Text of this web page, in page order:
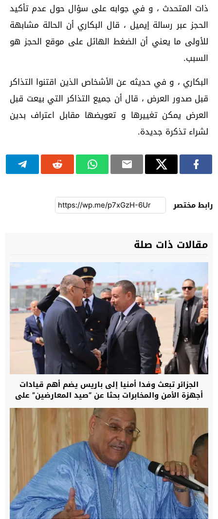
ذات المتحدث ، و في جوابه على سؤال حول عدم تأكيد
الحجز عبر رسالة إيميل ، قال البكاري أن الحالة مشابهة
للأولى ما يعني أن الضغط الهائل على موقع الحجز هو
السبب.
البكاري ، و في حديثه عن الأشخاص الذين اقتنوا التذاكر
قبل صدور العرض ، قال أن جميع التذاكر التي بيعت قبل
العرض يمكن تغييرها و تعويضها مقابل اعتراف بدين
لشراء تذكرة جديدة.
رابط مختصر
مقالات ذات صلة
الجزائر تبعث وفدا أمنيا إلى باريس يضم أهم قيادات
أجهزة الأمن والمخابرات بحثا عن “صيد المعارضين” على
الأراضي الفرنسية